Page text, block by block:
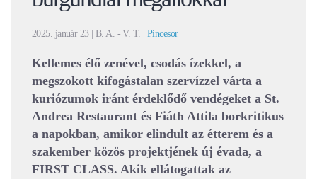
2025. január 23| B. A. - V. T. | Pincesor
Kellemes élő zenével, csodás ízekkel, a
megszokott kifogástalan szervízzel várta a
kuriózumok iránt érdeklődő vendégeket a St.
Andrea Restaurant és Fiáth Attila borkritikus
a napokban, amikor elindult az étterem és a
szakember közös projektjének új évada, a
FIRST CLASS. Akik ellátogattak az